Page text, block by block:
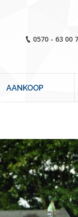
0570 - 63 00
AANKOOP